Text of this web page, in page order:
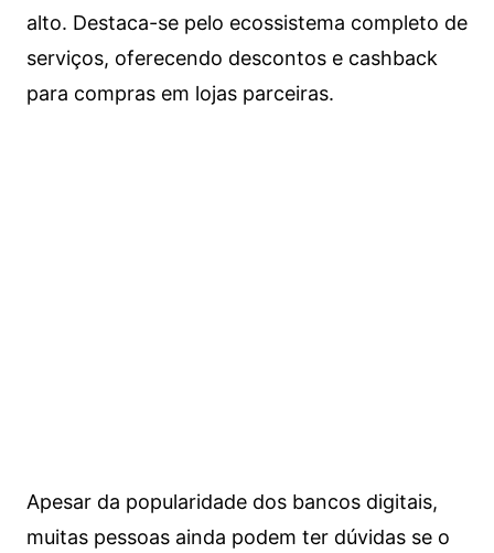
alto. Destaca-se pelo ecossistema completo de
serviços, oferecendo descontos e cashback
para compras em lojas parceiras.
Apesar da popularidade dos bancos digitais,
muitas pessoas ainda podem ter dúvidas se o